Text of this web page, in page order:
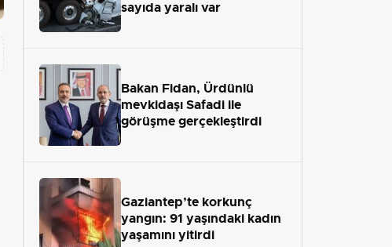
sayıda yaralı var
Bakan Fidan, Ürdünlü
mevkidaşı Safadi ile
görüşme gerçekleştirdi
Gaziantep’te korkunç
yangın: 91 yaşındaki kadın
yaşamını yitirdi